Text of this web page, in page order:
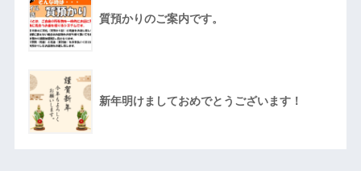
質預かりのご案内です。
新年明けましておめでとうございます！